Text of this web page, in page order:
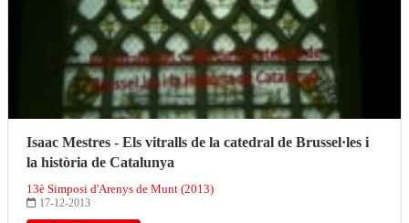
Isaac Mestres - Els vitralls de la catedral de Brussel·les i
la història de Catalunya
13è Simposi d'Arenys de Munt (2013)
17-12-2013